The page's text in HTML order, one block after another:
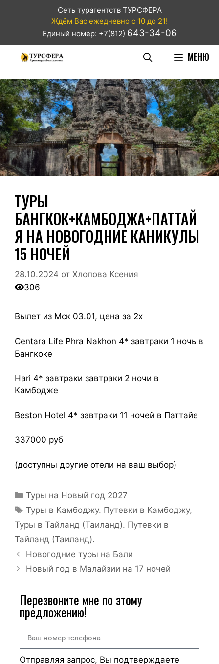
Сеть турагентств ТУРСФЕРА
Ждём Вас ежедневно с 10 до 21!
Единый номер: +7(812) 643-34-06
МЕНЮ
ТУРЫ
БАНГКОК+КАМБОДЖА+ПАТТАЙ
Я НА НОВОГОДНИЕ КАНИКУЛЫ
15 НОЧЕЙ
28.10.2024 от Хлопова Ксения
306
Вылет из Мск 03.01, цена за 2х
Centara Life Phra Nakhon 4* завтраки 1 ночь в
Бангкоке
Hari 4* завтраки завтраки 2 ночи в
Камбодже
Beston Hotel 4* завтраки 11 ночей в Паттайе
337000 руб
(доступны другие отели на ваш выбор)
Туры на Новый год 2027
Туры в Камбоджу. Путевки в Камбоджу,
Туры в Тайланд (Таиланд). Путевки в
Тайланд (Таиланд).
Новогодние туры на Бали
Новый год в Малайзии на 17 ночей
Перезвоните мне по этому
предложению!
Отправляя запрос, Вы подтверждаете